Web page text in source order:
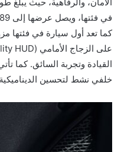
كما تعد أول سيارة في فئتها
القيادة وتجربة السائق. كما
خلفي نشط لتحسين الديناميكية